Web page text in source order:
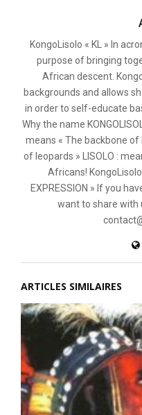
KongoLisolo « KL » In
purpose of bringing
African descent.
backgrounds and allows
in order to self-educate
Why the name
means « The backbone
of leopards » LISOLO :
Africans!
EXPRESSION » If you
want to share with
ARTICLES SIMILAIRES